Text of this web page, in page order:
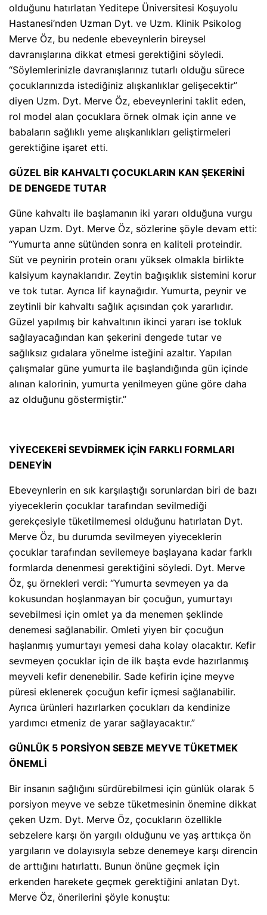
olduğunu hatırlatan Yeditepe Üniversitesi Koşuyolu
Hastanesi’nden Uzman Dyt. ve Uzm. Klinik Psikolog
Merve Öz, bu nedenle ebeveynlerin bireysel
davranışlarına dikkat etmesi gerektiğini söyledi.
“Söylemlerinizle davranışlarınız tutarlı olduğu sürece
çocuklarınızda istediğiniz alışkanlıklar gelişecektir”
diyen Uzm. Dyt. Merve Öz, ebeveynlerini taklit eden,
rol model alan çocuklara örnek olmak için anne ve
babaların sağlıklı yeme alışkanlıkları geliştirmeleri
gerektiğine işaret etti.
GÜZEL BİR KAHVALTI ÇOCUKLARIN KAN ŞEKERİNİ
DE DENGEDE TUTAR
Güne kahvaltı ile başlamanın iki yararı olduğuna vurgu
yapan Uzm. Dyt. Merve Öz, sözlerine şöyle devam etti:
“Yumurta anne sütünden sonra en kaliteli proteindir.
Süt ve peynirin protein oranı yüksek olmakla birlikte
kalsiyum kaynaklarıdır. Zeytin bağışıklık sistemini korur
ve tok tutar. Ayrıca lif kaynağıdır. Yumurta, peynir ve
zeytinli bir kahvaltı sağlık açısından çok yararlıdır.
Güzel yapılmış bir kahvaltının ikinci yararı ise tokluk
sağlayacağından kan şekerini dengede tutar ve
sağlıksız gıdalara yönelme isteğini azaltır. Yapılan
çalışmalar güne yumurta ile başlandığında gün içinde
alınan kalorinin, yumurta yenilmeyen güne göre daha
az olduğunu göstermiştir.”
YİYECEKERİ SEVDİRMEK İÇİN FARKLI FORMLARI
DENEYİN
Ebeveynlerin en sık karşılaştığı sorunlardan biri de bazı
yiyeceklerin çocuklar tarafından sevilmediği
gerekçesiyle tüketilmemesi olduğunu hatırlatan Dyt.
Merve Öz, bu durumda sevilmeyen yiyeceklerin
çocuklar tarafından sevilemeye başlayana kadar farklı
formlarda denenmesi gerektiğini söyledi. Dyt. Merve
Öz, şu örnekleri verdi: “Yumurta sevmeyen ya da
kokusundan hoşlanmayan bir çocuğun, yumurtayı
sevebilmesi için omlet ya da menemen şeklinde
denemesi sağlanabilir. Omleti yiyen bir çocuğun
haşlanmış yumurtayı yemesi daha kolay olacaktır. Kefir
sevmeyen çocuklar için de ilk başta evde hazırlanmış
meyveli kefir denenebilir. Sade kefirin içine meyve
püresi eklenerek çocuğun kefir içmesi sağlanabilir.
Ayrıca ürünleri hazırlarken çocukları da kendinize
yardımcı etmeniz de yarar sağlayacaktır.”
GÜNLÜK 5 PORSİYON SEBZE MEYVE TÜKETMEK
ÖNEMLİ
Bir insanın sağlığını sürdürebilmesi için günlük olarak 5
porsiyon meyve ve sebze tüketmesinin önemine dikkat
çeken Uzm. Dyt. Merve Öz, çocukların özellikle
sebzelere karşı ön yargılı olduğunu ve yaş arttıkça ön
yargıların ve dolayısıyla sebze denemeye karşı direncin
de arttığını hatırlattı. Bunun önüne geçmek için
erkenden harekete geçmek gerektiğini anlatan Dyt.
Merve Öz, önerilerini şöyle konuştu: